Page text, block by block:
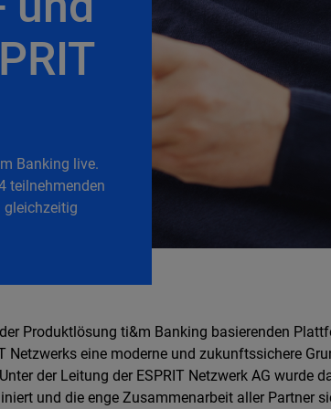
Banking live.
teilnehmenden
gleichzeitig
Produktlösung ti&m Banking basierenden
Netzwerks eine moderne und zukunftssichere
der Leitung der ESPRIT Netzwerk AG wurde
und die enge Zusammenarbeit aller Partner